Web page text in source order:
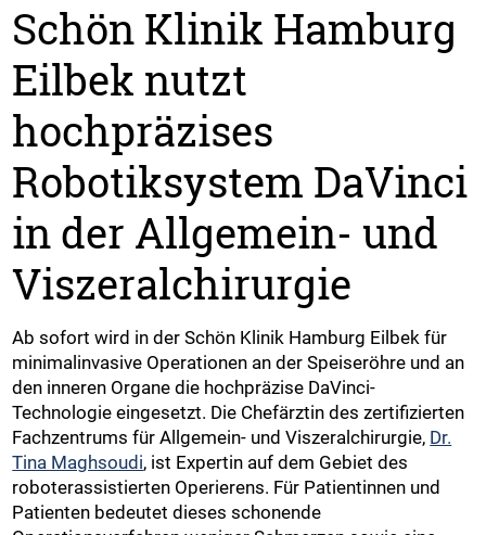
Schön Klinik Hamburg
Eilbek nutzt
hochpräzises
Robotiksystem DaVinci
in der Allgemein- und
Viszeralchirurgie
Ab sofort wird in der Schön Klinik Hamburg Eilbek für
minimalinvasive Operationen an der Speiseröhre und an
den inneren Organe die hochpräzise DaVinci-
Technologie eingesetzt. Die Chefärztin des zertifizierten
Fachzentrums für Allgemein- und Viszeralchirurgie, Dr.
Tina Maghsoudi, ist Expertin auf dem Gebiet des
roboterassistierten Operierens. Für Patientinnen und
Patienten bedeutet dieses schonende